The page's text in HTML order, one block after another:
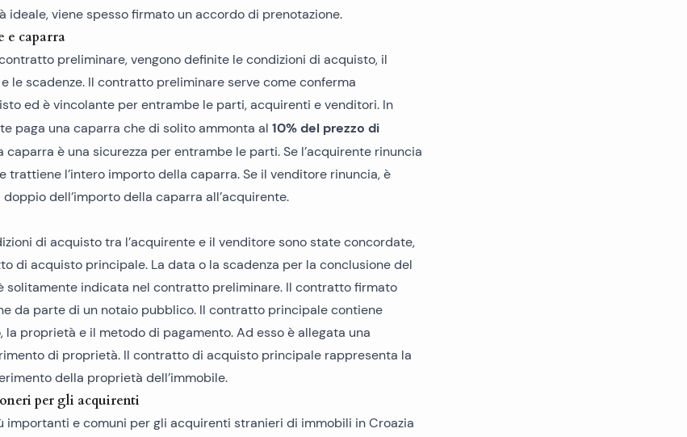
ideale, viene spesso firmato un accordo di prenotazione.
e caparra
preliminare, vengono definite le condizioni di acquisto, il
le scadenze. Il contratto preliminare serve come conferma
ed è vincolante per entrambe le parti, acquirenti e venditori. In
paga una caparra che di solito ammonta al 10% del prezzo di
caparra è una sicurezza per entrambe le parti. Se l’acquirente rinuncia
trattiene l’intero importo della caparra. Se il venditore rinuncia, è
dell’importo della caparra all’acquirente.
di acquisto tra l’acquirente e il venditore sono state concordate,
di acquisto principale. La data o la scadenza per la conclusione del
solitamente indicata nel contratto preliminare. Il contratto firmato
da parte di un notaio pubblico. Il contratto principale contiene
la proprietà e il metodo di pagamento. Ad esso è allegata una
di proprietà. Il contratto di acquisto principale rappresenta la
della proprietà dell’immobile.
per gli acquirenti
importanti e comuni per gli acquirenti stranieri di immobili in Croazia